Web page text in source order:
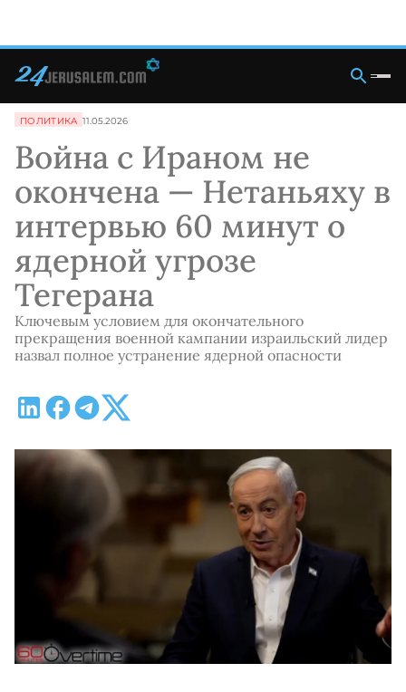
ПОЛИТИКА 11.05.2026
Война с Ираном не
окончена — Нетаньяху в
интервью 60 минут о
ядерной угрозе
Тегерана
Ключевым условием для окончательного
прекращения военной кампании израильский лидер
назвал полное устранение ядерной опасности